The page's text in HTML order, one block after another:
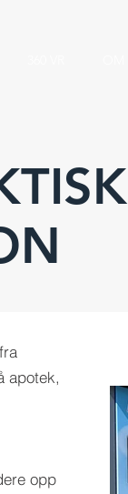
apotek,
opp